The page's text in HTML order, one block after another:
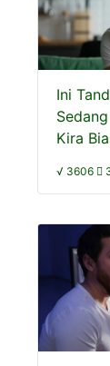
Ini
Kira
√ 3606